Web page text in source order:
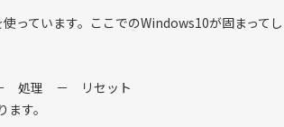
っています。ここでのWindows10が固まってし
－ 処理 － リセット
す。